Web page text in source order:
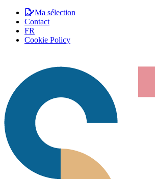
Ma sélection
Contact
FR
Cookie Policy